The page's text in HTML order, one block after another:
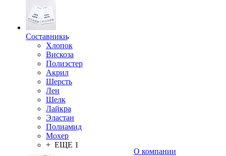
Составники
Хлопок
Вискоза
Полиэстер
Акрил
Шерсть
Лен
Шелк
Лайкра
Эластан
Полиамид
Мохер
+ ЕЩЕ 1
О компании